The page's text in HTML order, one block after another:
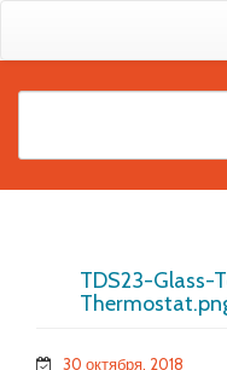
TDS23-Glass-
30 октября, 2018